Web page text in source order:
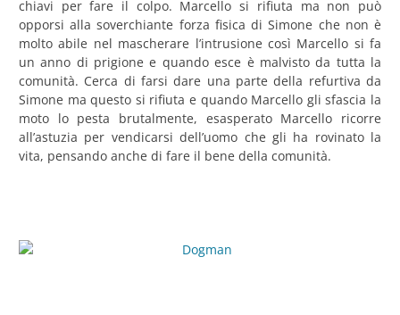
chiavi per fare il colpo. Marcello si rifiuta ma non può
opporsi alla soverchiante forza fisica di Simone che non è
molto abile nel mascherare l’intrusione così Marcello si fa
un anno di prigione e quando esce è malvisto da tutta la
comunità. Cerca di farsi dare una parte della refurtiva da
Simone ma questo si rifiuta e quando Marcello gli sfascia la
moto lo pesta brutalmente, esasperato Marcello ricorre
all’astuzia per vendicarsi dell’uomo che gli ha rovinato la
vita, pensando anche di fare il bene della comunità.